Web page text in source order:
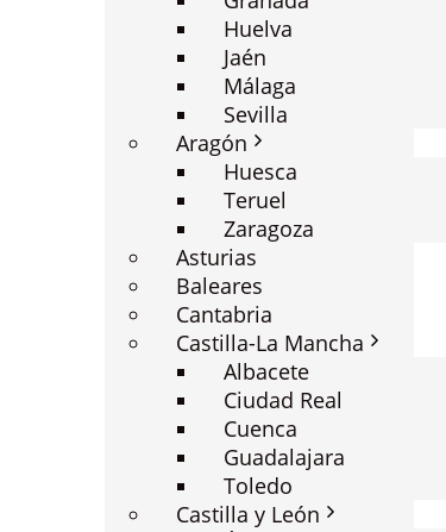
Huelva
Jaén
Málaga
Sevilla
Aragón
Huesca
Teruel
Zaragoza
Asturias
Baleares
Cantabria
Castilla-La Mancha
Albacete
Ciudad Real
Cuenca
Guadalajara
Toledo
Castilla y León